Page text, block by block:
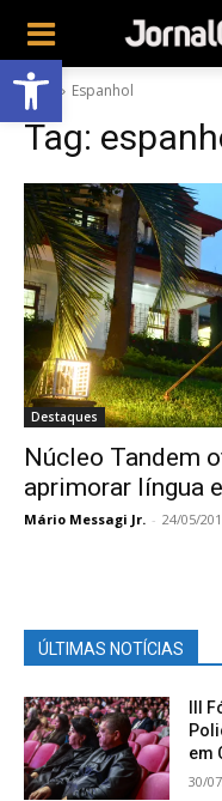
Abrir a barra de
Tags Espanhol
Tag:
Destaques
Núcleo Tandem
aprimorar língua
Mário Messagi Jr. - 24/05/
ÚLTIMAS NOTÍCIAS
III
em
30/